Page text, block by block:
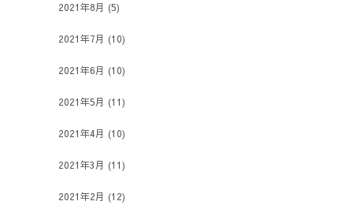
2021年8月 (5)
2021年7月 (10)
2021年6月 (10)
2021年5月 (11)
2021年4月 (10)
2021年3月 (11)
2021年2月 (12)